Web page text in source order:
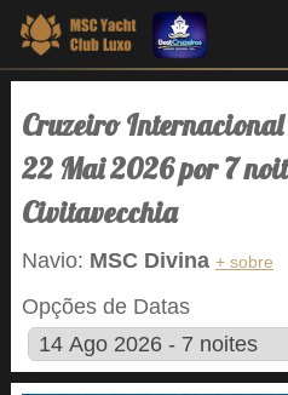
Cruzeiro
22 Mai 2026 por 7
Civitavecchia
Navio: MSC Divina + sobre
Opções de Datas